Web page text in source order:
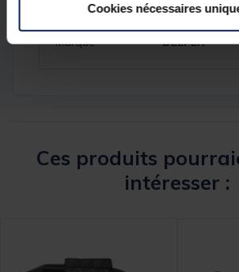
Cookies nécessaires
Marque
DEEPER
Ces produits
intéresser :